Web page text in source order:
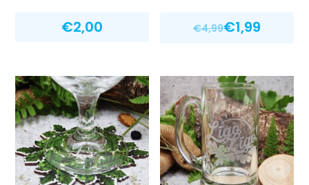
€2,00 €4,99€1,99